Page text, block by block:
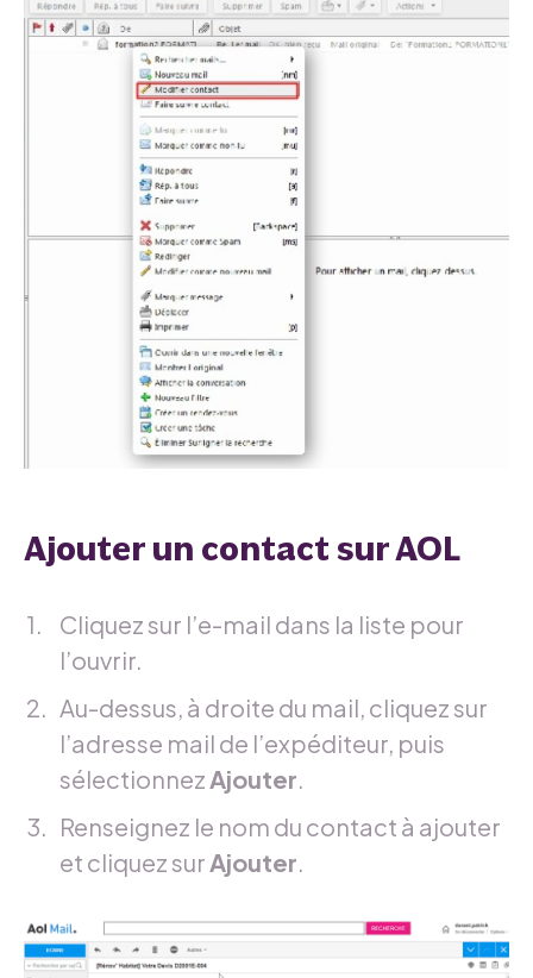
Ajouter un contact sur AOL
Cliquez sur l’e-mail dans la liste pour
l’ouvrir.
Au-dessus, à droite du mail, cliquez sur
l’adresse mail de l’expéditeur, puis
sélectionnezAjouter.
Renseignez le nom du contact à ajouter
et cliquez surAjouter.